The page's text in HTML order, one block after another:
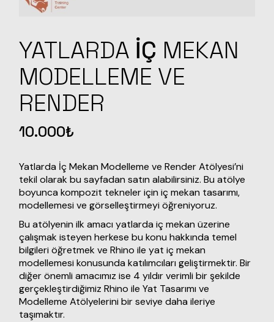
YATLARDA İÇ MEKAN
MODELLEME VE
RENDER
10.000₺
Yatlarda İç Mekan Modelleme ve Render Atölyesi’ni
tekil olarak bu sayfadan satın alabilirsiniz. Bu atölye
boyunca kompozit tekneler için iç mekan tasarımı,
modellemesi ve görselleştirmeyi öğreniyoruz.
Bu atölyenin ilk amacı yatlarda iç mekan üzerine
çalışmak isteyen herkese bu konu hakkında temel
bilgileri öğretmek ve Rhino ile yat iç mekan
modellemesi konusunda katılımcıları geliştirmektir. Bir
diğer önemli amacımız ise 4 yıldır verimli bir şekilde
gerçekleştirdiğimiz Rhino ile Yat Tasarımı ve
Modelleme Atölyelerini bir seviye daha ileriye
taşımaktır.